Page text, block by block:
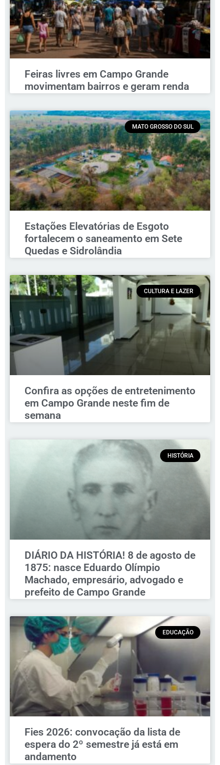
Feiras livres em Campo Grande
movimentam bairros e geram renda
MATO GROSSO DO SUL
Estações Elevatórias de Esgoto
fortalecem o saneamento em Sete
Quedas e Sidrolândia
CULTURA E LAZER
Confira as opções de entretenimento
em Campo Grande neste fim de
semana
HISTÓRIA
DIÁRIO DA HISTÓRIA! 8 de agosto de
1875: nasce Eduardo Olímpio
Machado, empresário, advogado e
prefeito de Campo Grande
EDUCAÇÃO
Fies 2026: convocação da lista de
espera do 2º semestre já está em
andamento